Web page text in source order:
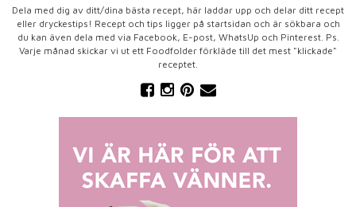
Dela med dig av ditt/dina bästa recept, här laddar upp och delar ditt recept
eller dryckestips! Recept och tips ligger på startsidan och är sökbara och
du kan även dela med via Facebook, E-post, WhatsUp och Pinterest. Ps.
Varje månad skickar vi ut ett Foodfolder förkläde till det mest "klickade"
receptet.